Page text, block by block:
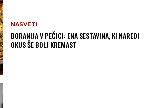
NASVETI
BORANIJA V PEČICI: ENA SESTAVINA, KI NAREDI
OKUS ŠE BOLJ KREMAST